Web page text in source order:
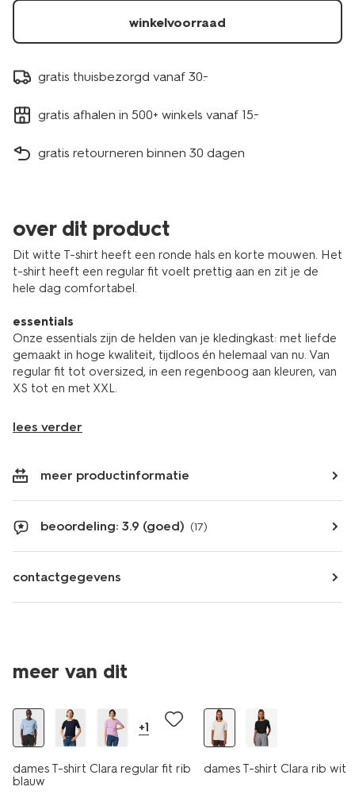
winkelvoorraad
gratis thuisbezorgd vanaf 30.-
gratis afhalen in 500+ winkels vanaf 15.-
gratis retourneren binnen 30 dagen
over dit product
Dit witte T-shirt heeft een ronde hals en korte mouwen. Het
t-shirt heeft een regular fit voelt prettig aan en zit je de
hele dag comfortabel.
essentials
Onze essentials zijn de helden van je kledingkast: met liefde
gemaakt in hoge kwaliteit, tijdloos én helemaal van nu. Van
regular fit tot oversized, in een regenboog aan kleuren, van
XS tot en met XXL.
lees verder
meer productinformatie
beoordeling: 3.9 (goed) (17)
contactgegevens
meer van dit
essential
+1
dames T-shirt Clara regular fit rib
blauw
dames T-shirt Clara rib wit